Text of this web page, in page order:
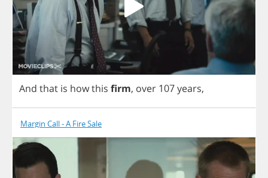
And that is howthis firm, over 107years,
Margin Call - A Fire Sale